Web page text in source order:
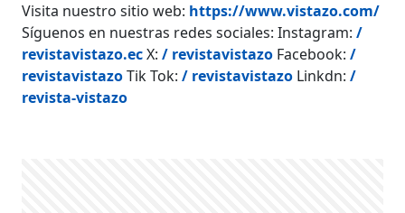
Visita nuestro sitio web: https://www.vistazo.com/
Síguenos en nuestras redes sociales: Instagram:/
revistavistazo.ecX:/ revistavistazo Facebook:/
revistavistazoTik Tok:/ revistavistazo Linkdn:/
revista-vistazo